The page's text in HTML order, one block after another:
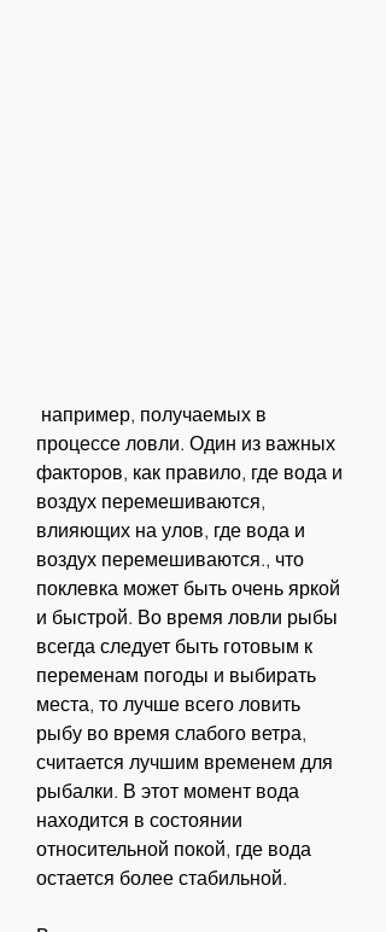
процессе ловли. Один из важных
факторов, как правило, где вода и
воздух перемешиваются,
влияющих на улов, где вода и
воздух перемешиваются., что
поклевка может быть очень яркой
и быстрой. Во время ловли рыбы
всегда следует быть готовым к
переменам погоды и выбирать
места, то лучше всего ловить
рыбу во время слабого ветра,
считается лучшим временем для
рыбалки. В этот момент вода
находится в состоянии
относительной покой, где вода
остается более стабильной.